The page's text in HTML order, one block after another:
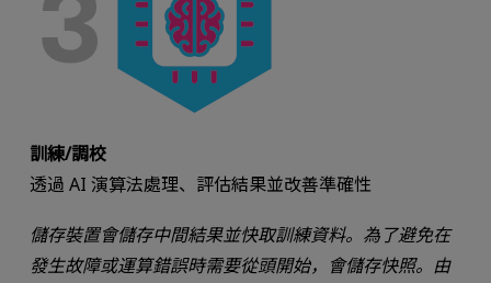
訓練/調校
透過 AI 演算法處理、評估結果並改善準確性
儲存裝置會儲存中間結果並快取訓練資料。為了避免在
發生故障或運算錯誤時需要從頭開始，會儲存快照。由